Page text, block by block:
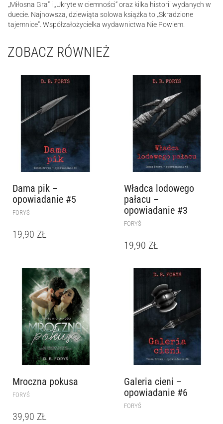
„Miłosna Gra” i „Ukryte w ciemności” oraz kilka historii wydanych w
duecie. Najnowsza, dziewiąta solowa książka to „Skradzione
tajemnice”. Współzałożycielka wydawnictwa Nie Powiem.
ZOBACZ RÓWNIEŻ
Dama pik –
opowiadanie #5
FORYŚ
19,90 ZŁ
Władca lodowego
pałacu –
opowiadanie #3
FORYŚ
19,90 ZŁ
Mroczna pokusa
FORYŚ
39,90 ZŁ
Galeria cieni –
opowiadanie #6
FORYŚ